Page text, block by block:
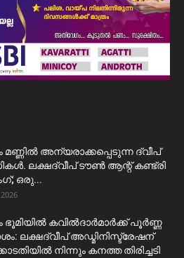
മണ്ണിൽ അന്യരാക്കപ്പെടുന്ന ദ്വീപ്
ലക്ഷദ്വീപ് ടൗൺ ആന്റ് കണ്ട്രി
ഒരു...
ഭൂമിയിൽ കവിൽദാർമാർക്ക് പൂർണ്ണ
ലക്ഷദ്വീപ് അഡ്മിനിസ്ട്രേഷന്
നിന്നും കനത്ത തിരിച്ചടി